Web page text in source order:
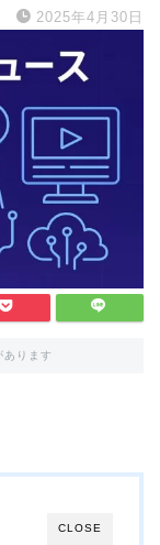
2025年4月30日
あります
CLOSE